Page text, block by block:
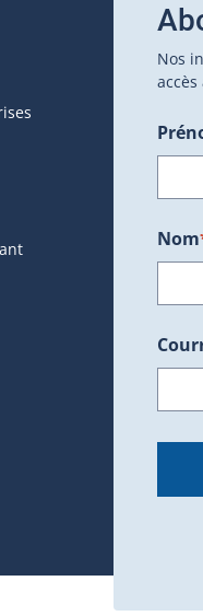
externe s'ouvrira dans une
externe s'ouvrira dans
Nos
Nom